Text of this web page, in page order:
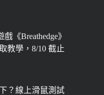
《Breathedge》
教學，8/10 截止
？線上滑鼠測試